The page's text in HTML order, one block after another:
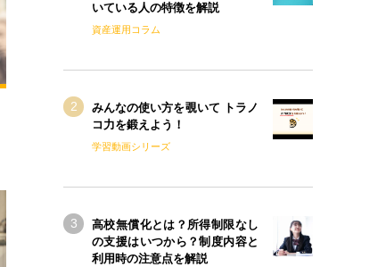
いている人の特徴を解説
資産運用コラム
みんなの使い方を覗いて トラノ
コ力を鍛えよう！
学習動画シリーズ
高校無償化とは？所得制限なし
の支援はいつから？制度内容と
利用時の注意点を解説